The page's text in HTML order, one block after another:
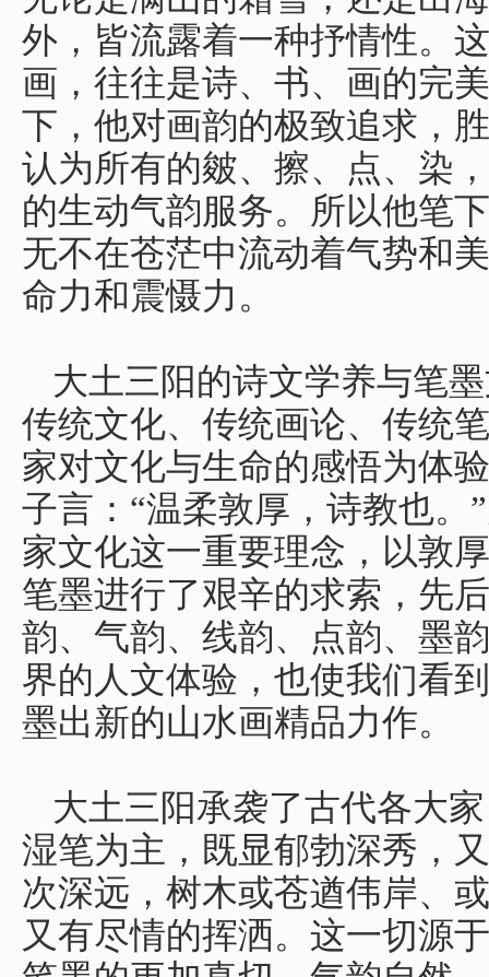
外，皆流露着一种抒情性。
画，往往是诗、书、画的完
下，他对画韵的极致追求，
认为所有的皴、擦、点、染
的生动气韵服务。所以他笔
无不在苍茫中流动着气势和
命力和震慑力。
大土三阳的诗文学养与笔
传统文化、传统画论、传统
家对文化与生命的感悟为体
子言：“温柔敦厚，诗教也。
家文化这一重要理念，以敦
笔墨进行了艰辛的求索，先
韵、气韵、线韵、点韵、墨
界的人文体验，也使我们看
墨出新的山水画精品力作。
大土三阳承袭了古代各大
湿笔为主，既显郁勃深秀，
次深远，树木或苍遒伟岸、
又有尽情的挥洒。这一切源